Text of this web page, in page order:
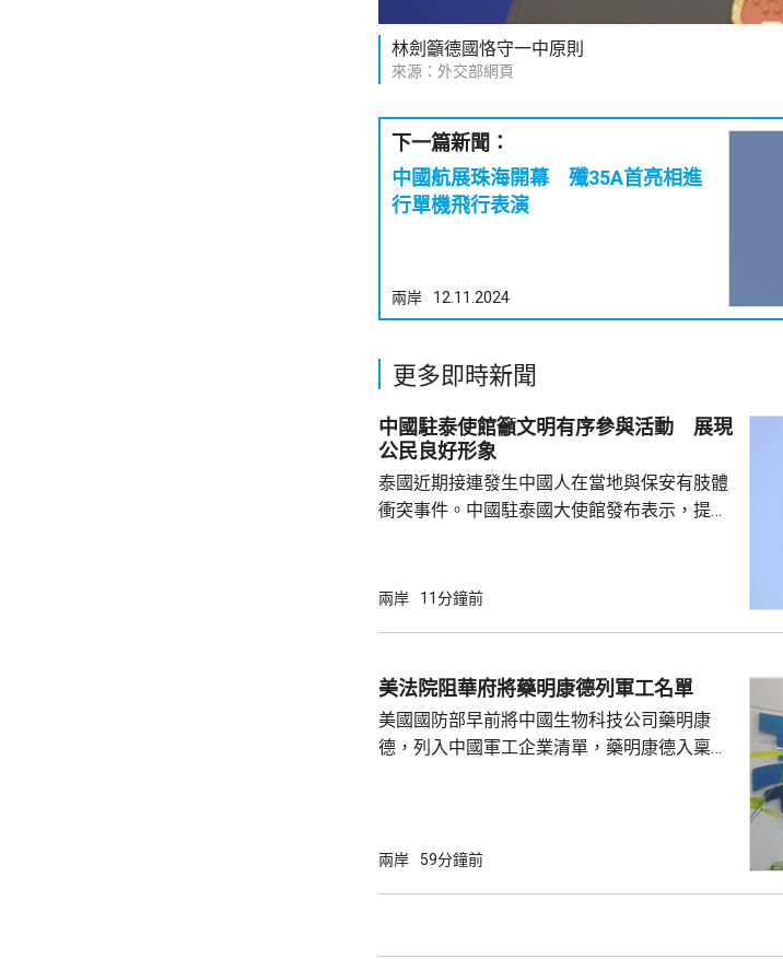
林劍籲德國恪守一中原則
來源：外交部網頁
下一篇新聞：
中國航展珠海開幕 殲35A首亮相進
行單機飛行表演
兩岸 12.11.2024
更多即時新聞
中國駐泰使館籲文明有序參與活動 展現
公民良好形象
泰國近期接連發生中國人在當地與保安有肢體
衝突事件。中國駐泰國大使館發布表示，提醒
定，文明旅遊、禮貌待人，展現中國公民良好
公民要提前做好準備，了解活動規則，包括入
場、拍攝、攜帶物品等要求，如發生糾紛或合
法權益受到侵害，應保持冷靜，依法理性維...
兩岸 11分鐘前
美法院阻華府將藥明康德列軍工名單
美國國防部早前將中國生物科技公司藥明康
德，列入中國軍工企業清單，藥明康德入稟法
決表示歡迎，認為此舉減輕公司被列入名單所
兩岸 59分鐘前